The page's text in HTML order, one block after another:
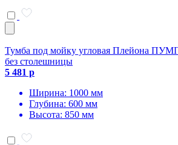
Тумба под мойку угловая Плейона
без столешницы
5 481 р
Ширина: 1000 мм
Глубина: 600 мм
Высота: 850 мм